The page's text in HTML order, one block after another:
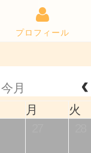
プロフィール
今月
月 火